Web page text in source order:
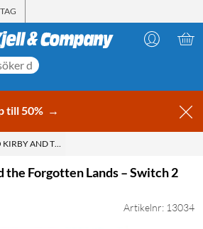
till 50% →
AND THE FORGOTTEN LANDS – SWITCH 2
Forgotten Lands – Switch 2
Artikelnr: 13034